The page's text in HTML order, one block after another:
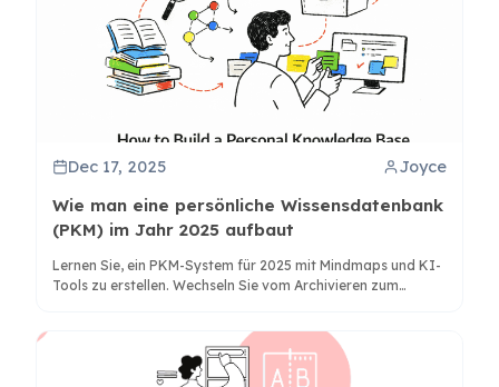
Dec 17, 2025 Joyce
Wie man eine persönliche Wissensdatenbank
(PKM) im Jahr 2025 aufbaut
Lernen Sie, ein PKM-System für 2025 mit Mindmaps und KI-
Tools zu erstellen. Wechseln Sie vom Archivieren zum